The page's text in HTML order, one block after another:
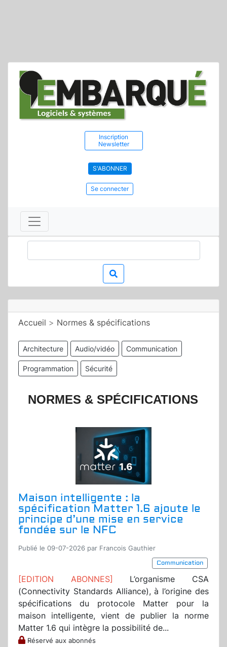
Inscription
Newsletter
S'ABONNER
Se connecter
Accueil > Normes & spécifications
Architecture Audio/vidéo Communication
Programmation Sécurité
NORMES & SPÉCIFICATIONS
Maison intelligente : la
spécification Matter 1.6 ajoute le
principe d’une mise en service
fondée sur le NFC
Publié le 09-07-2026 par Francois Gauthier
Communication
[EDITION ABONNES] L’organisme CSA
(Connectivity Standards Alliance), à l’origine des
spécifications du protocole Matter pour la
maison intelligente, vient de publier la norme
Matter 1.6 qui intègre la possibilité de...
Réservé aux abonnés